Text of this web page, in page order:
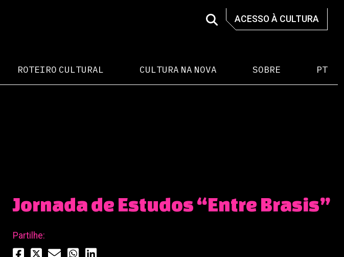
ACESSO À CULTURA
ROTEIRO CULTURAL CULTURA NA NOVA SOBRE PT
Jornada de Estudos “Entre Brasis”
Partilhe: